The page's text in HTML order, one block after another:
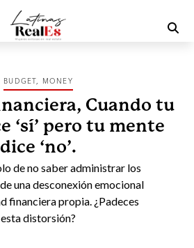
BUDGET , MONEY
Cuando tu
‘sí’ pero tu mente
dice ‘no’.
de no saber administrar los
una desconexión emocional
financiera propia. ¿Padeces
esta distorsión?